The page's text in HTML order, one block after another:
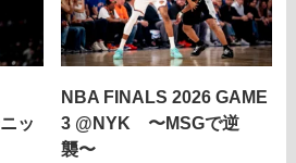
ッ
NBA FINALS 2026 GAME
3 @NYK 〜MSGで逆
襲〜